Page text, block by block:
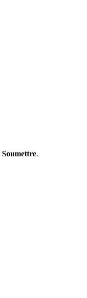
Soumettre.